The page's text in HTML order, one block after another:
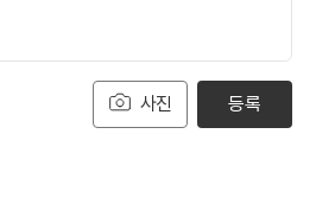
사진 등록